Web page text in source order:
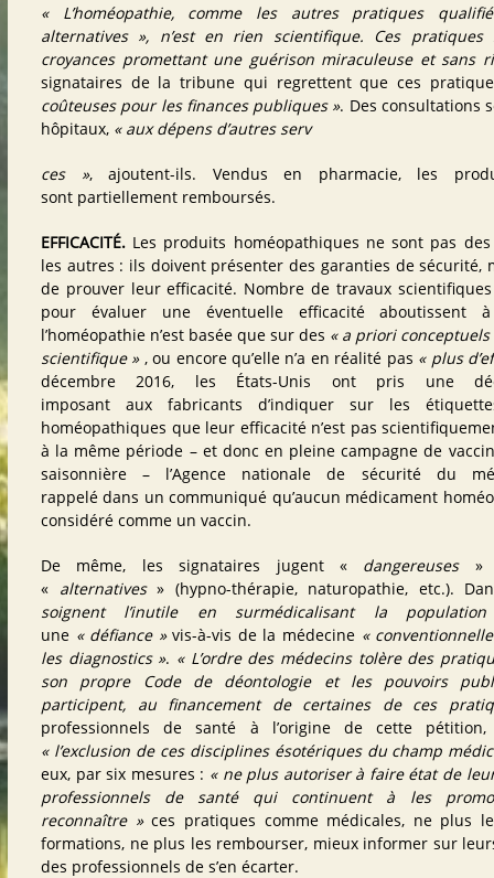
« L’homéopathie, comme les autres pratiques
alternatives », n’est en rien scientifique. Ces
croyances promettant une guérison miraculeuse et sans
signataires de la tribune qui regrettent que ces
coûteuses pour les finances publiques ». Des consultations
hôpitaux, « aux dépens d’autres serv
ces », ajoutent-ils. Vendus en pharmacie, les
sont partiellement remboursés.
EFFICACITÉ. Les produits homéopathiques ne sont pas
les autres : ils doivent présenter des garanties de sécurité,
de prouver leur efficacité. Nombre de travaux
pour évaluer une éventuelle efficacité aboutissent
l’homéopathie n’est basée que sur des « a priori
scientifique », ou encore qu’elle n’a en réalité pas « plus
décembre 2016, les États-Unis ont pris une
imposant aux fabricants d’indiquer sur les
homéopathiques que leur efficacité n’est pas
à la même période – et donc en pleinecampagne de
saisonnière – l’Agence nationale de sécurité du
rappelédans un communiqué qu’aucun médicament
considéré comme un vaccin.
De même, les signataires jugent « dangereuses»
« alternatives» (hypno-thérapie, naturopathie, etc.).
soignent l’inutile en surmédicalisant la
une « défiance »vis-à-vis de la médecine «
les diagnostics ». « L’ordre des médecins tolère des
son propre Code de déontologie et les pouvoirs
participent, au financement de certaines de ces
professionnels de santé à l’origine de cette
« l’exclusion de ces disciplines ésotériques du champ
eux, par six mesures : « ne plus autoriser à faire état de
professionnels de santé qui continuent à les
reconnaître »ces pratiques comme médicales, ne plus
formations, ne plus les rembourser, mieux informer sur
des professionnels de s’en écarter.